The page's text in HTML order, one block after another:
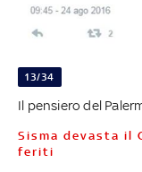
13/34
Il pensiero del
Sisma devasta il Centro Italia: decine tra morti e
feriti